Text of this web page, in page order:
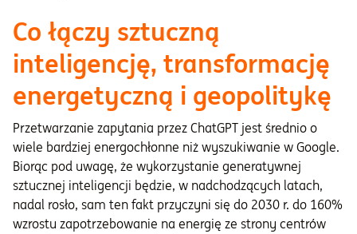
Co łączy sztuczną
inteligencję, transformację
energetyczną i geopolitykę
Przetwarzanie zapytania przez ChatGPT jest średnio o
wiele bardziej energochłonne niż wyszukiwanie w Google.
Biorąc pod uwagę, że wykorzystanie generatywnej
sztucznej inteligencji będzie, w nadchodzących latach,
nadal rosło, sam ten fakt przyczyni się do 2030 r. do 160%
wzrostu zapotrzebowanie na energię ze strony centrów